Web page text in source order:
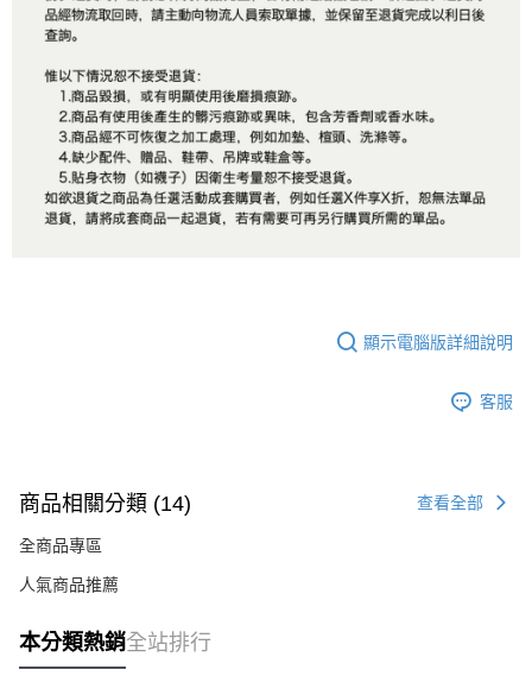
顯示電腦版詳細說明
客服
商品相關分類 (14) 查看全部
全商品專區
人氣商品推薦
本分類熱銷全站排行